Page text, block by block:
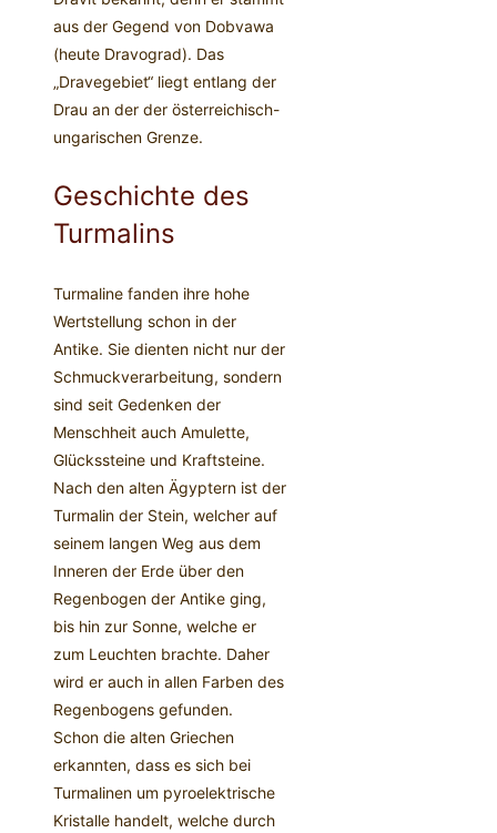
aus der Gegend von Dobvawa
(heute Dravograd). Das
„Dravegebiet“ liegt entlang der
Drau an der der österreichisch-
ungarischen Grenze.
Geschichte des
Turmalins
Turmaline fanden ihre hohe
Wertstellung schon in der
Antike. Sie dienten nicht nur der
Schmuckverarbeitung, sondern
sind seit Gedenken der
Menschheit auch Amulette,
Glückssteine und Kraftsteine.
Nach den alten Ägyptern ist der
Turmalin der Stein, welcher auf
seinem langen Weg aus dem
Inneren der Erde über den
Regenbogen der Antike ging,
bis hin zur Sonne, welche er
zum Leuchten brachte. Daher
wird er auch in allen Farben des
Regenbogens gefunden.
Schon die alten Griechen
erkannten, dass es sich bei
Turmalinen um pyroelektrische
Kristalle handelt, welche durch